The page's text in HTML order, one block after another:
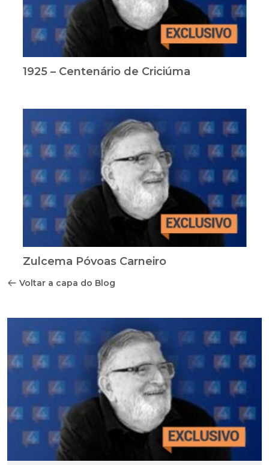
1925 – Centenário de Criciúma
Zulcema Póvoas Carneiro
Voltar a capa do Blog